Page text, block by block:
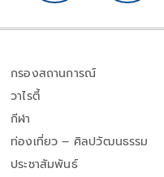
กรองสถานการณ์
วาไรตี้
กีฬา
ท่องเที่ยว – ศิลปวัฒนธรรม
ประชาสัมพันธ์